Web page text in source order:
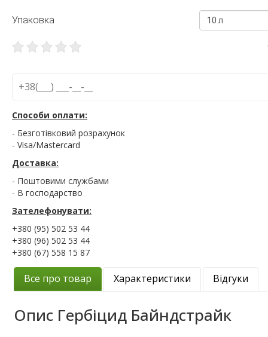
Упаковка 10 л
Способи оплати:
- Безготівковий розрахунок
- Visa/Mastercard
Доставка:
- Поштовими службами
- В господарство
Зателефонувати:
+380 (95) 502 53 44
+380 (96) 502 53 44
+380 (67) 558 15 87
Все про товар Характеристики Відгуки
Опис Гербіцид Байндстрайк